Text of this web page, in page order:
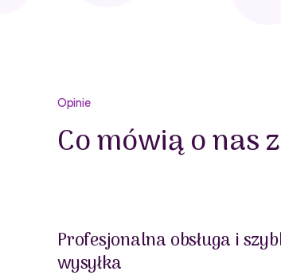
Opinie
Co mówią o nas
Profesjonalna obsługa i
wysyłka